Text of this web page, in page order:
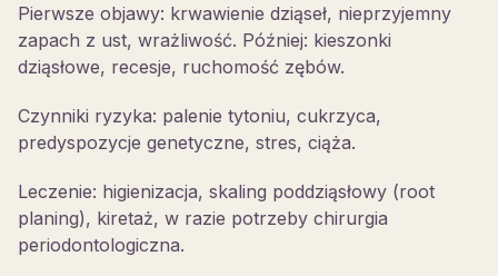
Pierwsze objawy: krwawienie dziąseł, nieprzyjemny
zapach z ust, wrażliwość. Później: kieszonki
dziąsłowe, recesje, ruchomość zębów.
Czynniki ryzyka: palenie tytoniu, cukrzyca,
predyspozycje genetyczne, stres, ciąża.
Leczenie: higienizacja, skaling poddziąsłowy (root
planing), kiretaż, w razie potrzeby chirurgia
periodontologiczna.